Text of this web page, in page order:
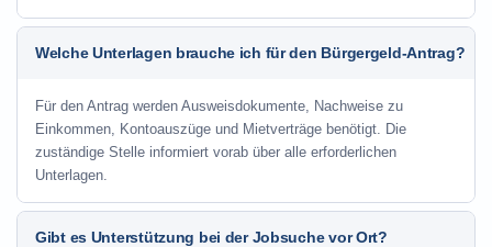
Welche Unterlagen brauche ich für den Bürgergeld-Antrag?
Für den Antrag werden Ausweisdokumente, Nachweise zu
Einkommen, Kontoauszüge und Mietverträge benötigt. Die
zuständige Stelle informiert vorab über alle erforderlichen
Unterlagen.
Gibt es Unterstützung bei der Jobsuche vor Ort?